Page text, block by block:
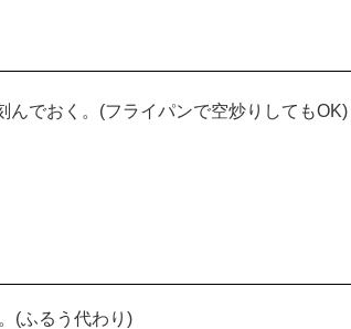
んでおく。(フライパンで空炒りしてもOK)
(ふるう代わり)